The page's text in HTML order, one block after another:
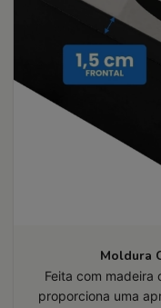
Moldura
Feita com madeira
proporciona uma